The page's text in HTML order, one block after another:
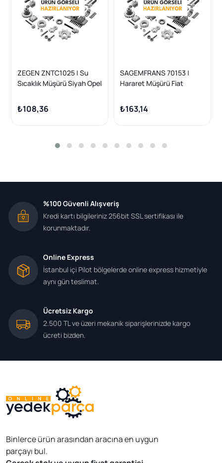
ZEGEN ZNTC1025 | Su
Sıcaklık Müşürü Siyah Opel
₺108,36
SAGEMFRANS 70153 |
Hararet Müşürü Fiat
₺163,14
%100 Güvenli Alışveriş
Kredi kartı bilgileriniz 256bit SSL sertifikası ile
korunmaktadır.
Online Express
İstanbul içi Pilot bölgelerde online express hizmetiyle
aynı gün teslimat.
Ücretsiz Kargo
2.500 TL ve üzeri mekanik siparişlerinizde kargo
ücreti bizden.
Binlerce ürün arasından aracına en uygun
parçayı bul.